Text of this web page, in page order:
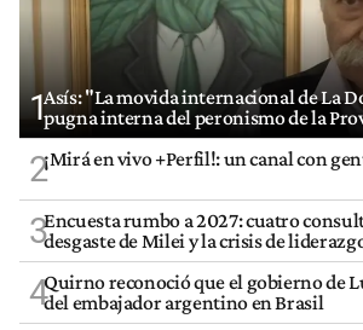
1Asís: "La movida internacional de La
pugna interna del peronismo de la
2¡Mirá en vivo +Perfil!: un canal con
3Encuesta rumbo a 2027: cuatro
desgaste de Milei y la crisis de
4Quirno reconoció que el gobierno de
del embajador argentino en Brasil